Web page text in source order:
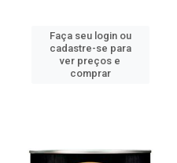
Faça seu login ou
cadastre-se para
ver preços e
comprar